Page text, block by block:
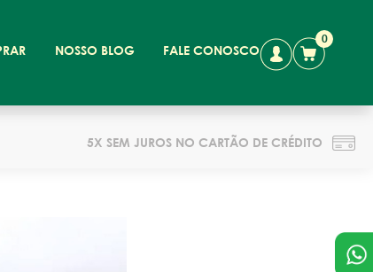
0
NOSSO BLOG FALE CONOSCO
5X SEM JUROS NO CARTÃO DE CRÉDITO